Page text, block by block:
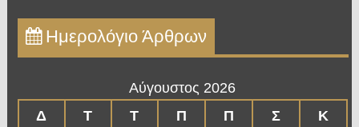
Ημερολόγιο Άρθρων
Αύγουστος 2026
Δ
Τ Τ Π Π Σ
Κ